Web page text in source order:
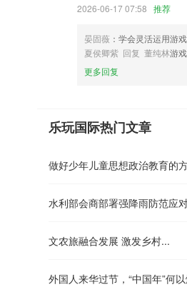
2026-06-17 07:58 推荐
晏固薇 ：学会灵活运用游
夏侯卿紫 回复 董纯林游
更多回复
乐玩国际热门文章
做好少年儿童思想政治教育的
水利部会商部署强降雨防范应
文农旅融合发展 激发乡村...
外国人来华过节，“中国年”何